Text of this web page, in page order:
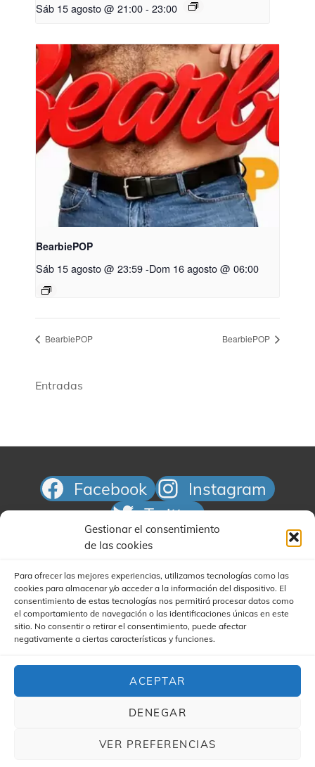
Gestionar el consentimiento
de las cookies
Para ofrecer las mejores experiencias, utilizamos tecnologías como las
cookies para almacenar y/o acceder a la información del dispositivo. El
consentimiento de estas tecnologías nos permitirá procesar datos como
el comportamiento de navegación o las identificaciones únicas en este
sitio. No consentir o retirar el consentimiento, puede afectar
negativamente a ciertas características y funciones.
ACEPTAR
DENEGAR
VER PREFERENCIAS
Sáb 15 agosto @ 21:00- 23:00
BearbiePOP
Sáb 15 agosto @ 23:59-Dom 16 agosto @ 06:00
BearbiePOP BearbiePOP
Entradas
Facebook
Instagram
Twitter
Correo electrónico
Buscar